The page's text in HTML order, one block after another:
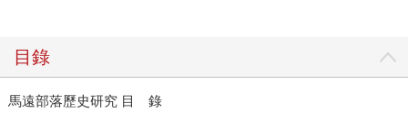
目錄
馬遠部落歷史研究 目 錄